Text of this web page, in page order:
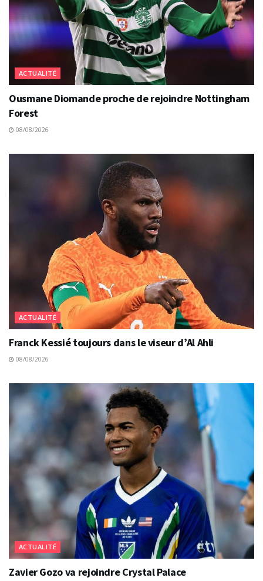
ACTUALITÉ
Ousmane Diomande proche de rejoindre Nottingham
Forest
08/08/2026
ACTUALITÉ
Franck Kessié toujours dans le viseur d’Al Ahli
08/08/2026
ACTUALITÉ
Zavier Gozo va rejoindre Crystal Palace